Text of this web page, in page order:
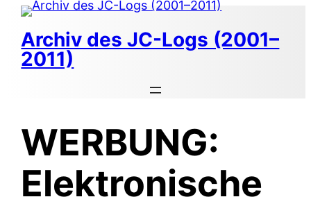
Zum
Inhalt
springen
Archiv des JC-Logs (2001–
2011)
WERBUNG:
Elektronische